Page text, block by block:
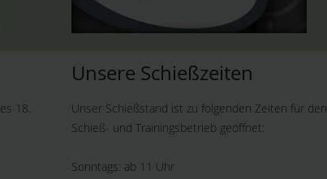
Sonntags: ab 11 Uhr
18.
Unsere Schießzeiten
Unser Schießstand ist zu folgenden Zeiten für den
Schieß- und Trainingsbetrieb geöffnet:
Sonntags: ab 11 Uhr